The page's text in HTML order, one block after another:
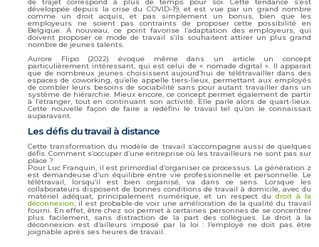
développée depuis la crise du COVID-19, et est vue par un grand nombre
comme un droit acquis, et pas simplement un bonus, bien que les
employeurs ne soient pas contraints de proposer cette possibilité en
Belgique. A nouveau, ce point favorise l’adaptation des employeurs, qui
doivent proposer ce mode de travail s’ils souhaitent attirer un plus grand
nombre de jeunes talents.
Aurore Flipo (2022) évoque même dans un article un concept
particulièrement intéressant, qui est celui de « nomade digital ». Il apparait
que de nombreux jeunes choisissent aujourd’hui de télétravailler dans des
espaces de coworking, qu’elle appelle tiers-lieux, permettant aux employés
de combler leurs besoins de sociabilité sans pour autant travailler dans un
système de hiérarchie. Mieux encore, ce concept permet également de partir
à l’étranger, tout en continuant son activité. Elle parle alors de quart-lieux.
Cette nouvelle façon de faire a redéfini le travail tel qu’on le connaissait
auparavant.
Les défis du travail à distance
Cette transformation du modèle de travail s’accompagne aussi de quelques
défis. Comment s’occuper d’une entreprise où les travailleurs ne sont pas sur
place ?
Pour Luc Franquin, il est primordial d’organiser ce processus. La génération z
est demandeuse d’un équilibre entre vie professionnelle et personnelle. Le
télétravail, lorsqu’il est bien organisé, va dans ce sens. Lorsque les
collaborateurs disposent de bonnes conditions de travail à domicile, avec du
matériel adéquat, principalement numérique, et un respect du droit à la
déconnexion, il est probable de voir une amélioration de la qualité du travail
fourni. En effet, être chez soi permet à certaines personnes de se concentrer
plus facilement, sans distraction de la part des collègues. Le droit à la
déconnexion est d’ailleurs imposé par la loi : l’employé ne doit pas être
joignable après ses heures de travail.